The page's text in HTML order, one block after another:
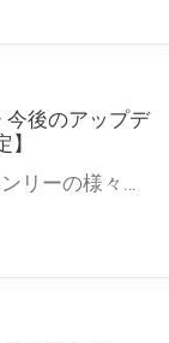
今後のアップデ
とらのあなでは、WEBオンリーの様々な支援を実施しています。 今回は2021年9月に実装を予定しているアップデート情報についてご紹介いたします。 とらのあなWEBオンリーサイトはこちら